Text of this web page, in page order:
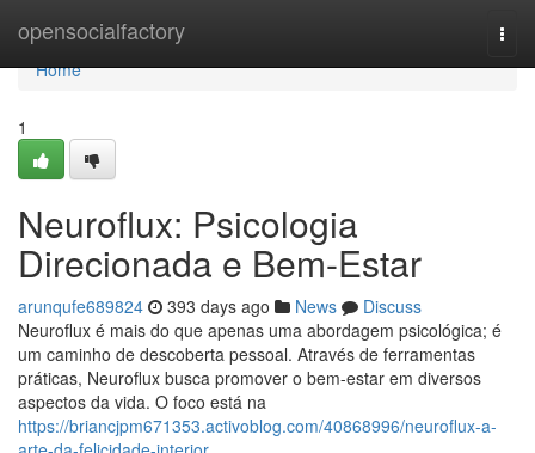
opensocialfactory
Home
Home
1
Neuroflux: Psicologia
Direcionada e Bem-Estar
arunqufe689824 393 days ago News
Discuss
Neuroflux é mais do que apenas uma abordagem psicológica; é
um caminho de descoberta pessoal. Através de ferramentas
práticas, Neuroflux busca promover o bem-estar em diversos
aspectos da vida. O foco está na
https://briancjpm671353.activoblog.com/40868996/neuroflux-a-